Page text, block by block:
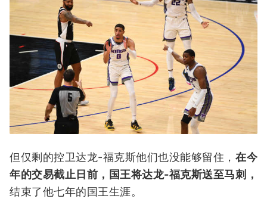
但仅剩的控卫达龙-福克斯他们也没能够留住， 在今
年的交易截止日前，国王将达龙-福克斯送至马刺，
结束了他七年的国王生涯。